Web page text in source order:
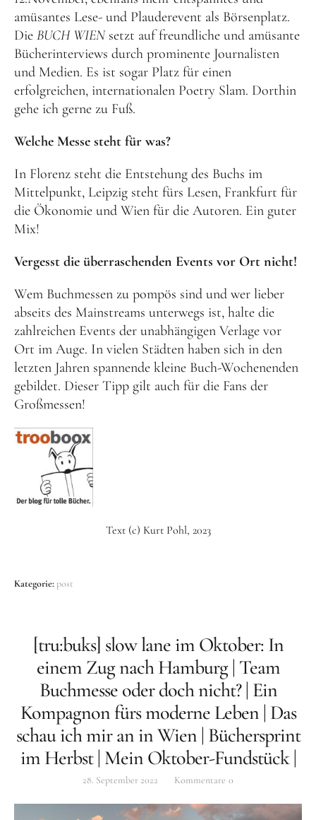
amüsantes Lese- und Plauderevent als Börsenplatz.
Die BUCH WIENsetzt auf freundliche und amüsante
Bücherinterviews durch prominente Journalisten
und Medien. Es ist sogar Platz für einen
erfolgreichen, internationalen Poetry Slam. Dorthin
gehe ich gerne zu Fuß.
Welche Messe steht für was?
In Florenz steht die Entstehung des Buchs im
Mittelpunkt, Leipzig steht fürs Lesen, Frankfurt für
die Ökonomie und Wien für die Autoren. Ein guter
Mix!
Vergesst die überraschenden Events vor Ort nicht!
Wem Buchmessen zu pompös sind und wer lieber
abseits des Mainstreams unterwegs ist, halte die
zahlreichen Events der unabhängigen Verlage vor
Ort im Auge. In vielen Städten haben sich in den
letzten Jahren spannende kleine Buch-Wochenenden
gebildet. Dieser Tipp gilt auch für die Fans der
Großmessen!
Text (c) Kurt Pohl, 2023
Kategorie:post
[tru:buks] slow lane im Oktober: In
einem Zug nach Hamburg | Team
Buchmesse oder doch nicht? | Ein
Kompagnon fürs moderne Leben | Das
schau ich mir an in Wien | Büchersprint
im Herbst | Mein Oktober-Fundstück |
28. September 2022 Kommentare 0